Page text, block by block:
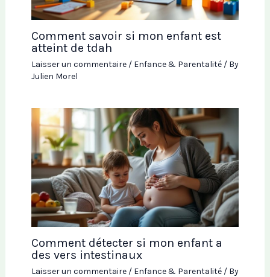
Comment savoir si mon enfant est
atteint de tdah
Laisser un commentaire / Enfance & Parentalité/ By
Julien Morel
Comment détecter si mon enfant a
des vers intestinaux
Laisser un commentaire / Enfance & Parentalité/ By